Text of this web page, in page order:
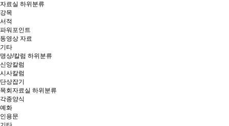
자료실 하위분류
강목
서적
파워포인트
동영상 자료
기타
명상/칼럼 하위분류
신앙칼럼
시사칼럼
단상잡기
목회자료실 하위분류
각종양식
예화
인용문